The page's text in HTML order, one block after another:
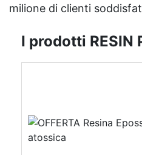
milione di clienti
I prodotti RESIN